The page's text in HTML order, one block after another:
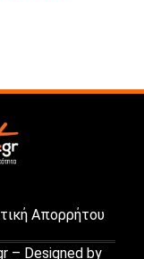
Απορρήτου
– Designed by